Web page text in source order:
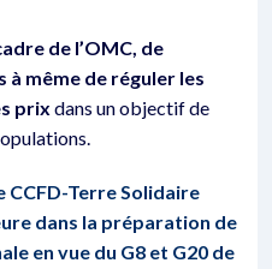
de l’OMC, de
même de réguler les
prix dans un objectif de
CCFD-Terre Solidaire
dans la préparation de
en vue du G8 et G20 de